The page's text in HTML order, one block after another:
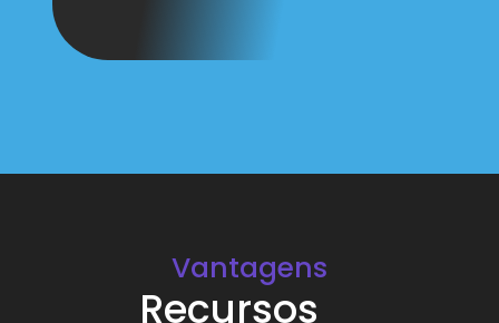
Vantagens
Recursos